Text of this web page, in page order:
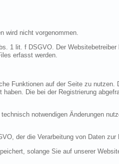
wird nicht vorgenommen.
1 lit. f DSGVO. Der
erfasst werden.
Funktionen auf der Seite zu
Die bei der Registrierung
notwendigen Änderungen
der die Verarbeitung von Daten
solange Sie auf unserer